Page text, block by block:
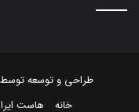
طراحی و توسعه توسط
خانه
هاست